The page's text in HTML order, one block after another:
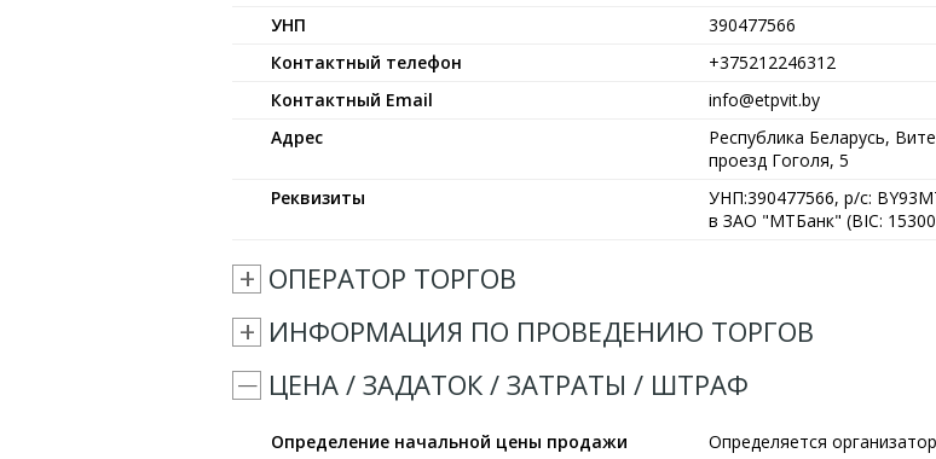
УНП
390477566
Контактный телефон
+375212246312
Контактный Email
info@etpvit.by
Адрес
Республика Беларусь,
проезд Гоголя, 5
Реквизиты
УНП:390477566, р/с:
в ЗАО "МТБанк" (BIC:
ОПЕРАТОР ТОРГОВ
ИНФОРМАЦИЯ ПО ПРОВЕДЕНИЮ ТОРГОВ
ЦЕНА / ЗАДАТОК / ЗАТРАТЫ / ШТРАФ
Определение начальной цены продажи
Определяется